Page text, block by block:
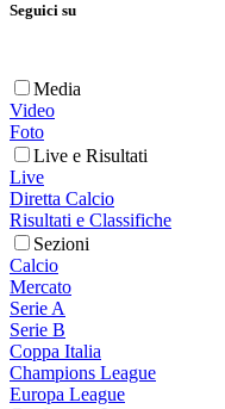
Seguici su
Media
Video
Foto
Live e Risultati
Live
Diretta Calcio
Risultati e Classifiche
Sezioni
Calcio
Mercato
Serie A
Serie B
Coppa Italia
Champions League
Europa League